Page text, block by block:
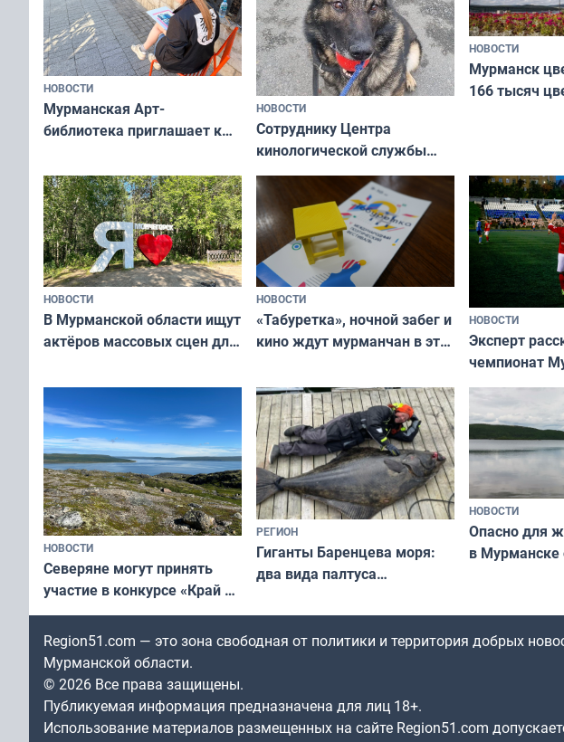
НОВОСТИ
Мурманская Арт-
библиотека приглашает к
и фотографов
НОВОСТИ
Сотруднику Центра
кинологической службы
ищут новый дом
НОВОСТИ
Мурманск
166 тысяч
НОВОСТИ
В Мурманской области ищут
актёров массовых сцен для
короткометражном фильме
НОВОСТИ
«Табуретка», ночной забег и
кино ждут мурманчан в эти
НОВОСТИ
Эксперт
чемпионат
области по
НОВОСТИ
Северяне могут принять
участие в конкурсе «Край у
северной границы: фотогид
по Печенгскому округу»
РЕГИОН
Гиганты Баренцева моря:
два вида палтуса
НОВОСТИ
Опасно для
в
Region51.com — это зона свободная от политики и территория добрых
Мурманской области.
© 2026 Все права защищены.
Публикуемая информация предназначена для лиц 18+.
Использование материалов размещенных на сайте Region51.com